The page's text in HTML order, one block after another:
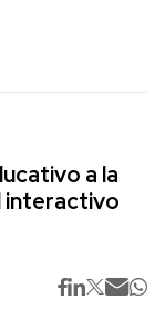
a la
interactivo